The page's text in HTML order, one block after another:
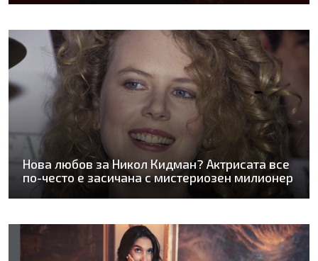
Нова любов за Никол Кидман? Актрисата все
по-често е засичана с мистериозен милионер